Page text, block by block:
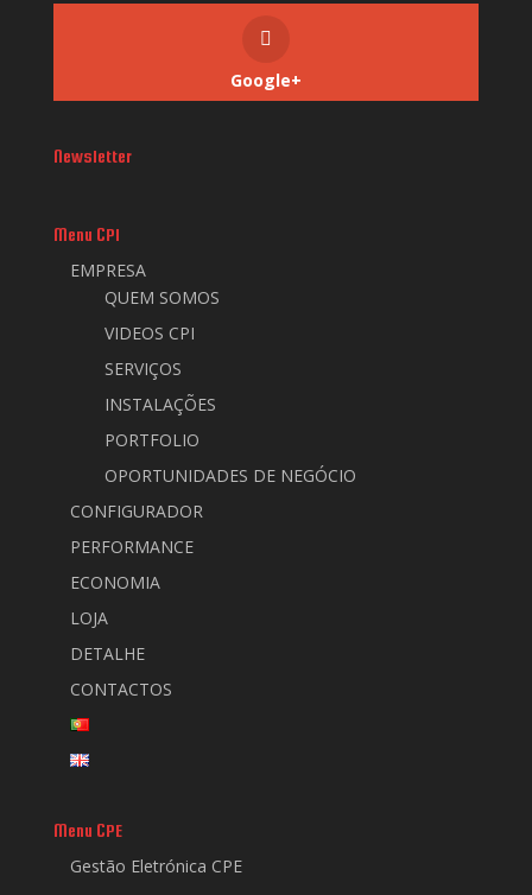
Google+
Newsletter
Menu CPI
EMPRESA
QUEM SOMOS
VIDEOS CPI
SERVIÇOS
INSTALAÇÕES
PORTFOLIO
OPORTUNIDADES DE NEGÓCIO
CONFIGURADOR
PERFORMANCE
ECONOMIA
LOJA
DETALHE
CONTACTOS
Menu CPE
Gestão Eletrónica CPE